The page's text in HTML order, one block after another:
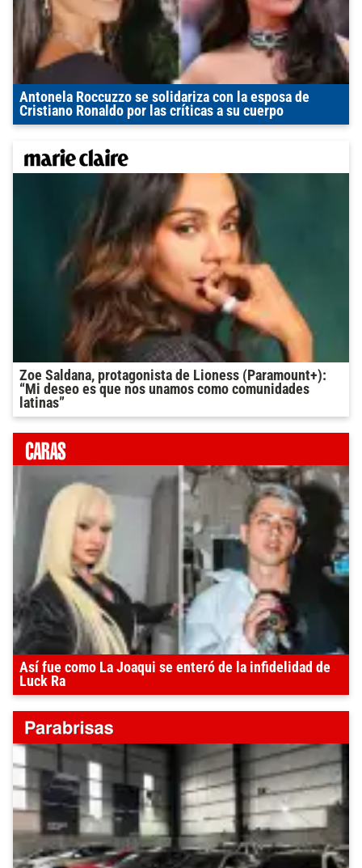
Antonela Roccuzzo se solidariza con la esposa de
Cristiano Ronaldo por las críticas a su cuerpo
Zoe Saldana, protagonista de Lioness (Paramount+):
“Mi deseo es que nos unamos como comunidades
latinas”
Así fue como La Joaqui se enteró de la infidelidad de
Luck Ra